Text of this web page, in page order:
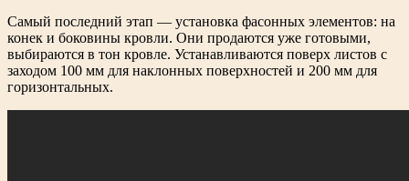
Самый последний этап — установка фасонных элементов: на
конек и боковины кровли. Они продаются уже готовыми,
выбираются в тон кровле. Устанавливаются поверх листов с
заходом 100 мм для наклонных поверхностей и 200 мм для
горизонтальных.